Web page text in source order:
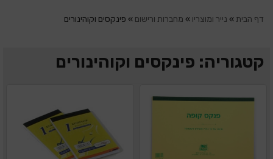
דף הבית» נייר ומוצריו » מחברות ורישום » פינקסים וקוהינורים
קטגוריה: פינקסים וקוהינורים